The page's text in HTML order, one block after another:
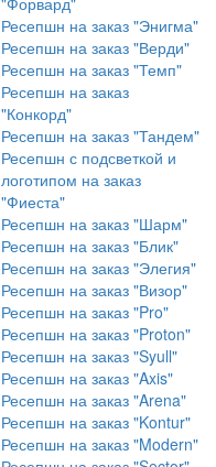
Ресепшн на заказ "Энигма"
Ресепшн на заказ "Верди"
Ресепшн на заказ "Темп"
Ресепшн на заказ
"Конкорд"
Ресепшн на заказ "Тандем"
Ресепшн с подсветкой и
логотипом на заказ
"Фиеста"
Ресепшн на заказ "Шарм"
Ресепшн на заказ "Блик"
Ресепшн на заказ "Элегия"
Ресепшн на заказ "Визор"
Ресепшн на заказ "Pro"
Ресепшн на заказ "Proton"
Ресепшн на заказ "Syull"
Ресепшн на заказ "Axis"
Ресепшн на заказ "Arena"
Ресепшн на заказ "Kontur"
Ресепшн на заказ "Modern"